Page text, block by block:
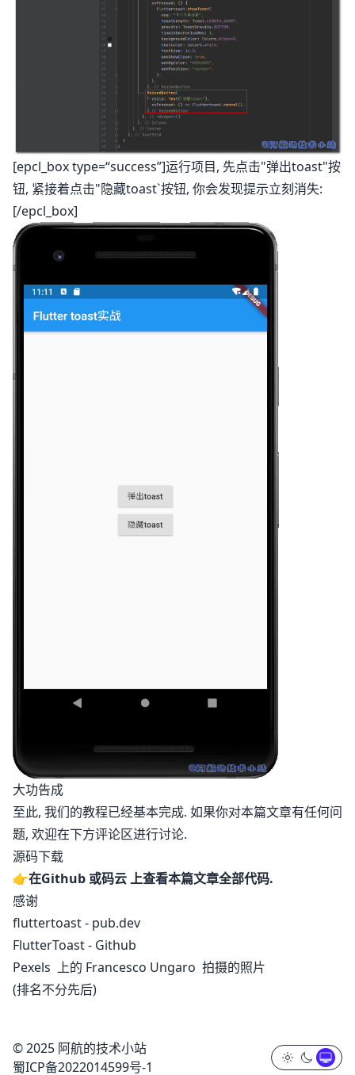
[epcl_box type=“success”]运行项目, 先点击"弹出toast"按
钮, 紧接着点击"隐藏toast`按钮, 你会发现提示立刻消失:
[/epcl_box]
大功告成
至此, 我们的教程已经基本完成. 如果你对本篇文章有任何问
题, 欢迎在下方评论区进行讨论.
源码下载
👉在Github 或码云上查看本篇文章全部代码.
感谢
fluttertoast - pub.dev
FlutterToast - Github
Pexels 上的 Francesco Ungaro 拍摄的照片
(排名不分先后)
© 2025 阿航的技术小站
蜀ICP备2022014599号-1